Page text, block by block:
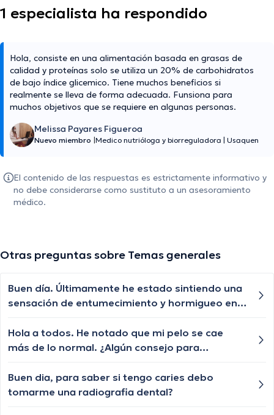
1 especialista ha respondido
Hola, consiste en una alimentación basada en grasas de
calidad y proteínas solo se utiliza un 20% de carbohidratos
de bajo índice glicemico. Tiene muchos beneficios si
realmente se lleva de forma adecuada. Funsiona para
muchos objetivos que se requiere en algunas personas.
Melissa Payares Figueroa
Nuevo miembro Medico nutrióloga y biorreguladora Usaquen
El contenido de las respuestas es estrictamente informativo y
no debe considerarse como sustituto a un asesoramiento
médico.
Otras preguntas sobre Temas generales
Buen día. Últimamente he estado sintiendo una
sensación de entumecimiento y hormigueo en
médica?
Hola a todos. He notado que mi pelo se cae
más de lo normal. ¿Algún consejo para
Buen dia, para saber si tengo caries debo
tomarme una radiografia dental?